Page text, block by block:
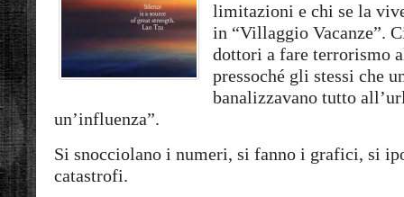
limitazioni e chi se la
in “Villaggio Vacanze”.
dottori a fare terrorismo
pressoché gli stessi che
banalizzavano tutto
un’influenza”.
Si snocciolano i numeri, si fanno i grafici, si
catastrofi.